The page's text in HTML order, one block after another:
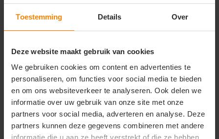
Toestemming Details Over
Deze website maakt gebruik van cookies
We gebruiken cookies om content en advertenties te
personaliseren, om functies voor social media te bieden
en om ons websiteverkeer te analyseren. Ook delen we
informatie over uw gebruik van onze site met onze
partners voor social media, adverteren en analyse. Deze
partners kunnen deze gegevens combineren met andere
informatie die u aan ze heeft verstrekt of die ze hebben
Stijlvolle en functionele merchandise voor actieve
merken en zakelijke relatiegeschenken
Belangrijkste kenmerken:
Constructie:
Licht gewatteerde voering voor
comfortabele warmte zonder extra gewicht
Pasvorm:Elegant getailleerde damespasvorm
voor een stijlvol, modern en sportief silhouet
Functionaliteit:Stevige frontrits en praktische
zijzakken met ritssluiting
Soepele en ademende stof die prettig
meebeweegt
Veredeling: Glad buitenmateriaal van topkwaliteit,